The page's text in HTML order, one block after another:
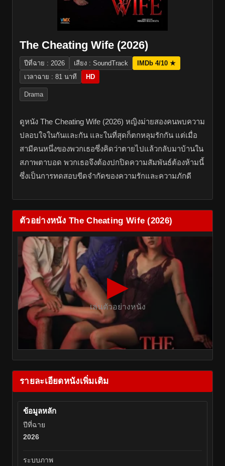
The Cheating Wife (2026)
ปีที่ฉาย : 2026 เสียง : SoundTrack
IMDb 4/10 ★
เวลาฉาย : 81 นาที
HD
Drama
ดูหนัง The Cheating Wife (2026) หญิงม่ายสองคนพบความ
ปลอบใจในกันและกัน และในที่สุดก็ตกหลุมรักกัน แต่เมื่อ
สามีคนหนึ่งของพวกเธอซึ่งคิดว่าตายไปแล้วกลับมาบ้านใน
สภาพตาบอด พวกเธอจึงต้องปกปิดความสัมพันธ์ต้องห้ามนี้
ซึ่งเป็นการทดสอบขีดจำกัดของความรักและความภักดี
ตัวอย่างหนัง The Cheating Wife (2026)
▶
เล่นตัวอย่างหนัง
รายละเอียดหนังเพิ่มเติม
ข้อมูลหลัก
ปีที่ฉาย
2026
ระบบภาพ